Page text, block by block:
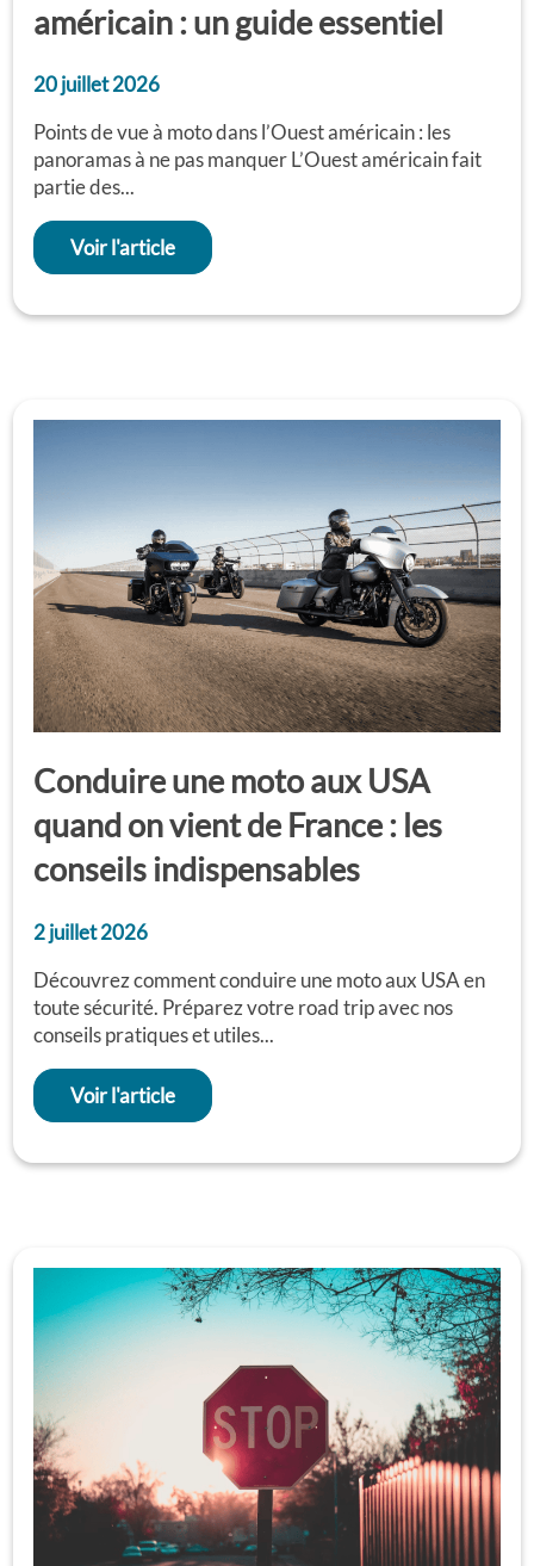
américain : un guide essentiel
20 juillet 2026
Points de vue à moto dans l’Ouest américain : les
panoramas à ne pas manquer L’Ouest américain fait
partie des...
Voir l'article
Conduire une moto aux USA
quand on vient de France : les
conseils indispensables
2 juillet 2026
Découvrez comment conduire une moto aux USA en
toute sécurité. Préparez votre road trip avec nos
conseils pratiques et utiles...
Voir l'article